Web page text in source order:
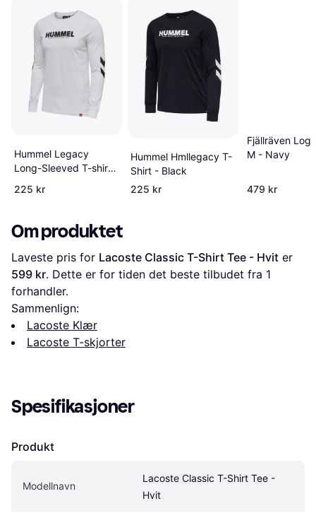
Hummel Legacy
Long-Sleeved T-shirt
225 kr
Hummel Hmllegacy T-
Shirt - Black
225 kr
Fjällräven
M - Navy
479 kr
Om produktet
Laveste pris for Lacoste Classic T-Shirt Tee - Hvit
599 kr. Dette er for tiden det beste tilbudet fra 1
forhandler.
Sammenlign:
Lacoste Klær
Lacoste T-skjorter
Spesifikasjoner
Produkt
Modellnavn
Lacoste Classic T-Shirt Tee -
Hvit